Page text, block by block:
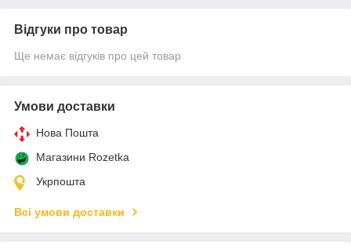
Відгуки про товар
Ще немає відгуків про цей товар
Умови доставки
Нова Пошта
Магазини Rozetka
Укрпошта
Всі умови доставки